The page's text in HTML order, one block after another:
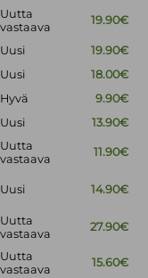
Uutta
vastaava
19.90€
Uusi
19.90€
Uusi
18.00€
Hyvä
9.90€
Uusi 13.90€
Uutta
vastaava
11.90€
Uusi 14.90€
Uutta
vastaava
27.90€
Uutta
vastaava
15.60€